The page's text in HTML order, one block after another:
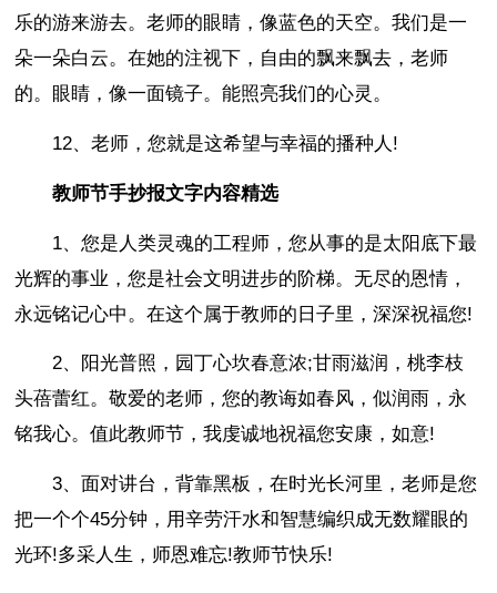
乐的游来游去。老师的眼睛，像蓝色的天空。我们是一
朵一朵白云。在她的注视下，自由的飘来飘去，老师
的。眼睛，像一面镜子。能照亮我们的心灵。
12、老师，您就是这希望与幸福的播种人!
教师节手抄报文字内容精选
1、您是人类灵魂的工程师，您从事的是太阳底下最
光辉的事业，您是社会文明进步的阶梯。无尽的恩情，
永远铭记心中。在这个属于教师的日子里，深深祝福您!
2、阳光普照，园丁心坎春意浓;甘雨滋润，桃李枝
头蓓蕾红。敬爱的老师，您的教诲如春风，似润雨，永
铭我心。值此教师节，我虔诚地祝福您安康，如意!
3、面对讲台，背靠黑板，在时光长河里，老师是您
把一个个45分钟，用辛劳汗水和智慧编织成无数耀眼的
光环!多采人生，师恩难忘!教师节快乐!